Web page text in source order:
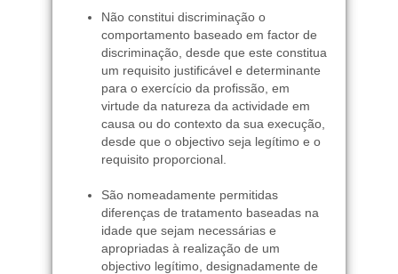
Não constitui discriminação o
comportamento baseado em factor de
discriminação, desde que este constitua
um requisito justificável e determinante
para o exercício da profissão, em
virtude da natureza da actividade em
causa ou do contexto da sua execução,
desde que o objectivo seja legítimo e o
requisito proporcional.
São nomeadamente permitidas
diferenças de tratamento baseadas na
idade que sejam necessárias e
apropriadas à realização de um
objectivo legítimo, designadamente de